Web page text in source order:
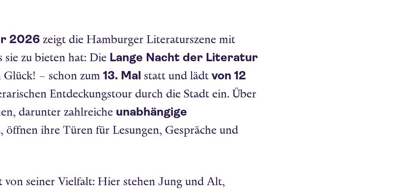
2026 zeigt die Hamburger Literaturszene mit
sie zu bieten hat: Die Lange Nacht der Literatur
– schon zum 13. Mal statt und lädt von 12
Entdeckungstour durch die Stadt ein. Über
darunter zahlreiche unabhängige
, öffnen ihre Türen für Lesungen, Gespräche und
von seiner Vielfalt: Hier stehen Jung und Alt,